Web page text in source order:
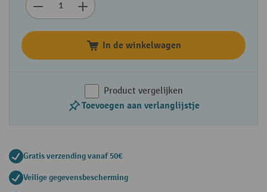
In de winkelwagen
Product vergelijken
Toevoegen aan verlanglijstje
Gratis verzending vanaf 50€
Veilige gegevensbescherming